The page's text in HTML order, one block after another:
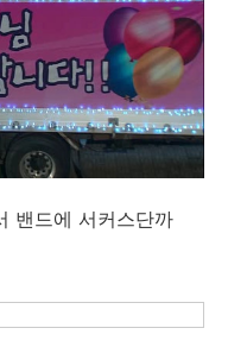
밴드에 서커스단까